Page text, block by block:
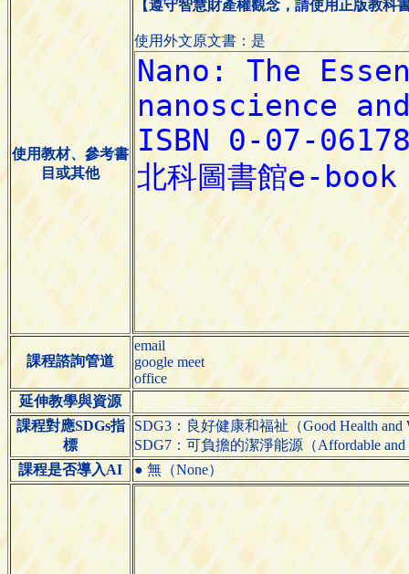
使用教材、參考書
目或其他
【遵守智慧財產權觀念，請使用正版教科
使用外文原文書：是
課程諮詢管道
email
google meet
office
延伸教學與資源
課程對應SDGs指
標
SDG3：良好健康和福祉（Good Health and
SDG7：可負擔的潔淨能源（Affordable and
課程是否導入AI
● 無（None）